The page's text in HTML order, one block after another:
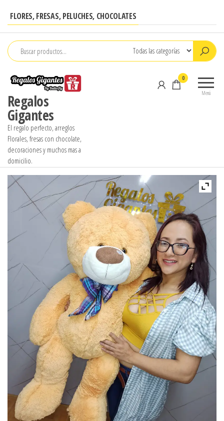
contenido
FLORES, FRESAS, PELUCHES, CHOCOLATES
Regalos
Gigantes
El regalo perfecto, arreglos
Florales, fresas con chocolate,
decoraciones y muchos mas a
domicilio.
Menú
0